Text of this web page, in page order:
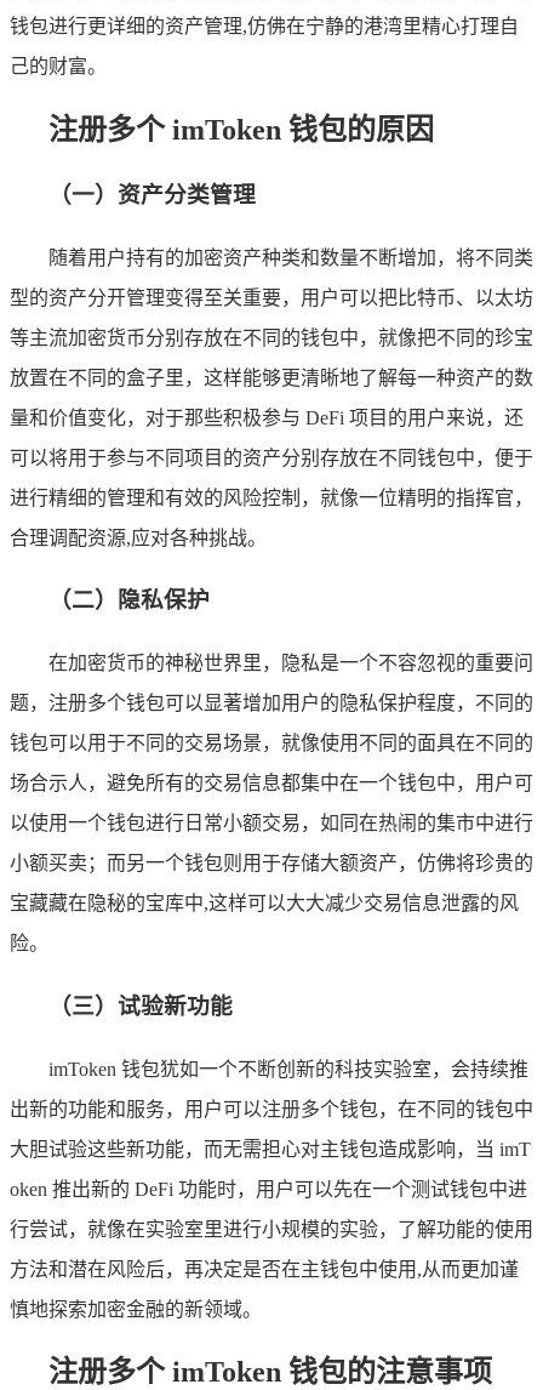
钱包进行更详细的资产管理,仿佛在宁静的港湾里精心打理自
己的财富。
注册多个 imToken 钱包的原因
（一）资产分类管理
随着用户持有的加密资产种类和数量不断增加，将不同类
型的资产分开管理变得至关重要，用户可以把比特币、以太坊
等主流加密货币分别存放在不同的钱包中，就像把不同的珍宝
放置在不同的盒子里，这样能够更清晰地了解每一种资产的数
量和价值变化，对于那些积极参与 DeFi 项目的用户来说，还
可以将用于参与不同项目的资产分别存放在不同钱包中，便于
进行精细的管理和有效的风险控制，就像一位精明的指挥官，
合理调配资源,应对各种挑战。
（二）隐私保护
在加密货币的神秘世界里，隐私是一个不容忽视的重要问
题，注册多个钱包可以显著增加用户的隐私保护程度，不同的
钱包可以用于不同的交易场景，就像使用不同的面具在不同的
场合示人，避免所有的交易信息都集中在一个钱包中，用户可
以使用一个钱包进行日常小额交易，如同在热闹的集市中进行
小额买卖；而另一个钱包则用于存储大额资产，仿佛将珍贵的
宝藏藏在隐秘的宝库中,这样可以大大减少交易信息泄露的风
险。
（三）试验新功能
imToken 钱包犹如一个不断创新的科技实验室，会持续推
出新的功能和服务，用户可以注册多个钱包，在不同的钱包中
大胆试验这些新功能，而无需担心对主钱包造成影响，当 imT
oken 推出新的 DeFi 功能时，用户可以先在一个测试钱包中进
行尝试，就像在实验室里进行小规模的实验，了解功能的使用
方法和潜在风险后，再决定是否在主钱包中使用,从而更加谨
慎地探索加密金融的新领域。
注册多个 imToken 钱包的注意事项